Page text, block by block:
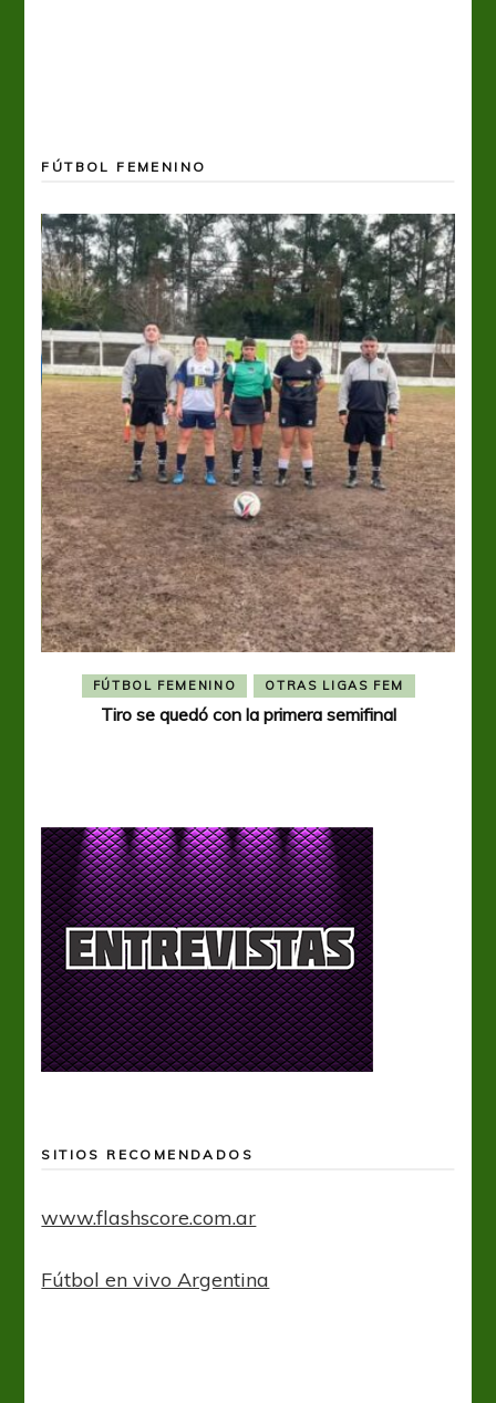
FÚTBOL FEMENINO
FÚTBOL FEMENINO OTRAS LIGAS FEM
Tiro se quedó con la primera semifinal
SITIOS RECOMENDADOS
www.flashscore.com.ar
Fútbol en vivo Argentina